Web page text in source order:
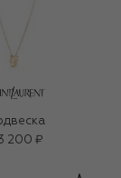
200 ₽